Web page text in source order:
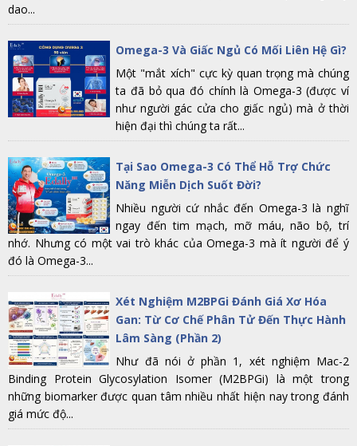
dao...
Omega-3 Và Giấc Ngủ Có Mối Liên Hệ Gì?
Một "mắt xích" cực kỳ quan trọng mà chúng
ta đã bỏ qua đó chính là Omega-3 (được ví
như người gác cửa cho giấc ngủ) mà ở thời
hiện đại thì chúng ta rất...
Tại Sao Omega-3 Có Thể Hỗ Trợ Chức
Năng Miễn Dịch Suốt Đời?
Nhiều người cứ nhắc đến Omega-3 là nghĩ
ngay đến tim mạch, mỡ máu, não bộ, trí
nhớ. Nhưng có một vai trò khác của Omega-3 mà ít người để ý
đó là Omega-3...
Xét Nghiệm M2BPGi Đánh Giá Xơ Hóa
Gan: Từ Cơ Chế Phân Tử Đến Thực Hành
Lâm Sàng (Phần 2)
Như đã nói ở phần 1, xét nghiệm Mac-2
Binding Protein Glycosylation Isomer (M2BPGi) là một trong
những biomarker được quan tâm nhiều nhất hiện nay trong đánh
giá mức độ...